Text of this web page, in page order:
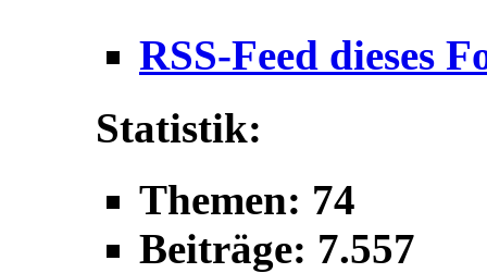
RSS-Feed dieses
Statistik:
Themen: 74
Beiträge: 7.557